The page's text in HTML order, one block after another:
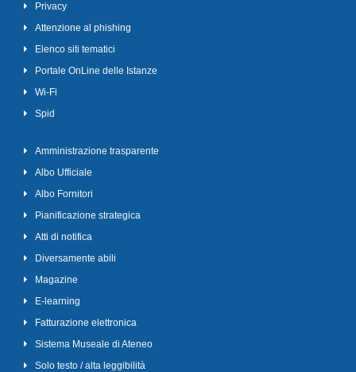
Privacy
Attenzione al phishing
Elenco siti tematici
Portale OnLine delle Istanze
Wi-Fi
Spid
Amministrazione trasparente
Albo Ufficiale
Albo Fornitori
Pianificazione strategica
Atti di notifica
Diversamente abili
Magazine
E-learning
Fatturazione elettronica
Sistema Museale di Ateneo
Solo testo / alta leggibilità